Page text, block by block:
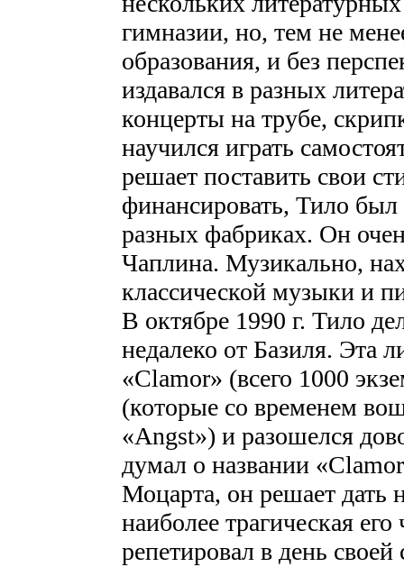
гимназии, но, тем не
образования, и без
издавался в разных
концерты на трубе,
научился играть
решает поставить свои
финансировать, Тило
разных фабриках. Он
Чаплина. Музикально,
классической музыки и
В октябре 1990 г. Тило
недалеко от Базиля. Эта
«Clamor» (всего 1000
(которые со временем
«Angst») и разошелся
думал о названии
Моцарта, он решает дать
наиболее трагическая
репетировал в день своей